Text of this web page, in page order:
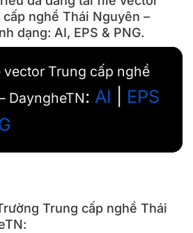
nghề Thái Nguyên –
dạng: AI, EPS & PNG.
Trung cấp nghề
DayngheTN: AI
EPS
Trung cấp nghề Thái